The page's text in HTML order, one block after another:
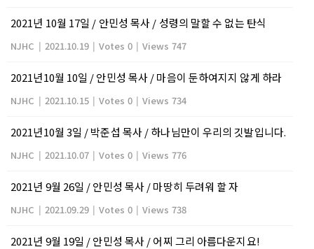
2021년 10월 17일 / 안민성 목사 / 성령의 말할 수 없는 탄식
NJHC | 2021.10.19 | Votes 0 | Views 747
2021년10월 10일 / 안민성 목사 / 마음이 둔하여지지 않게 하라
NJHC | 2021.10.15 | Votes 0 | Views 734
2021년10월 3일 / 박준섭 목사 / 하나님만이 우리의 깃발입니다.
NJHC | 2021.10.07 | Votes 0 | Views 776
2021년 9월 26일 / 안민성 목사 / 마땅히 두려워 할 자
NJHC | 2021.09.29 | Votes 0 | Views 738
2021년 9월 19일 / 안민성 목사 / 어찌 그리 아름다운지요!